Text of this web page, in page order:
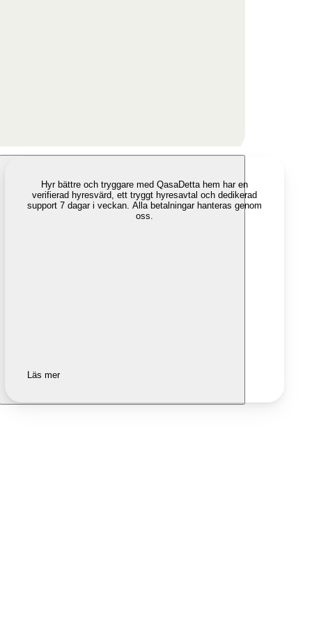
Hyr bättre och tryggare med QasaDetta hem har en
verifierad hyresvärd, ett tryggt hyresavtal och dedikerad
support 7 dagar i veckan. Alla betalningar hanteras genom
oss.
Läs mer